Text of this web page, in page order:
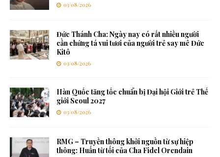
03/08/2026
Đức Thánh Cha: Ngày nay có rất nhiều người
cần chứng tá vui tươi của người trẻ say mê Đức
Kitô
03/08/2026
Hàn Quốc tăng tốc chuẩn bị Đại hội Giới trẻ Thế
giới Seoul 2027
03/08/2026
RMG – Truyền thông khởi nguồn từ sự hiệp
thông: Huấn từ tối của Cha Fidel Orendain